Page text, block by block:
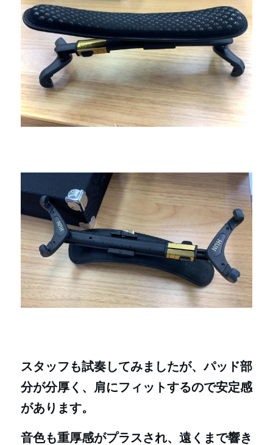
スタッフも試奏してみましたが、パッド部
分が分厚く、肩にフィットするので安定感
があります。
音色も重厚感がプラスされ、遠くまで響き